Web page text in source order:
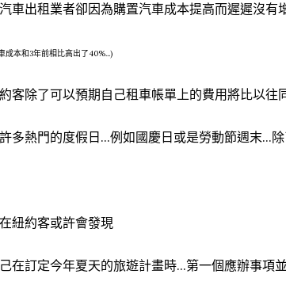
車出租業者卻因為購置汽車成本提高而遲遲沒有
成本和3年前相比高出了40%...)
客除了可以預期自己租車帳單上的費用將比以往
多熱門的度假日...例如國慶日或是勞動節週末...
紐約客或許會發現
在訂定今年夏天的旅遊計畫時...第一個應辦事項